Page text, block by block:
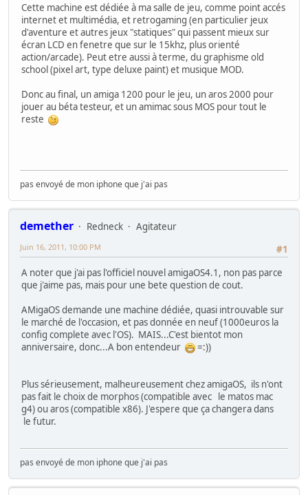
Cette machine est dédiée à ma salle de jeu, comme point accés
internet et multimédia, et retrogaming (en particulier jeux
d'aventure et autres jeux "statiques" qui passent mieux sur
écran LCD en fenetre que sur le 15khz, plus orienté
action/arcade). Peut etre aussi à terme, du graphisme old
school (pixel art, type deluxe paint) et musique MOD.
Donc au final, un amiga 1200 pour le jeu, un aros 2000 pour
jouer au béta testeur, et un amimac sous MOS pour tout le
reste
pas envoyé de mon iphone que j'ai pas
demether Redneck
Agitateur
#1
Juin 16, 2011, 10:00 PM
A noter que j'ai pas l'officiel nouvel amigaOS4.1, non pas parce
que j'aime pas, mais pour une bete question de cout.
AMigaOS demande une machine dédiée, quasi introuvable sur
le marché de l'occasion, et pas donnée en neuf (1000euros la
config complete avec l'OS). MAIS...C'est bientot mon
anniversaire, donc...A bon entendeur
=:))
Plus sérieusement, malheureusement chez amigaOS, ils n'ont
pas fait le choix de morphos (compatible avec le matos mac
g4) ou aros (compatible x86). J'espere que ça changera dans
le futur.
pas envoyé de mon iphone que j'ai pas